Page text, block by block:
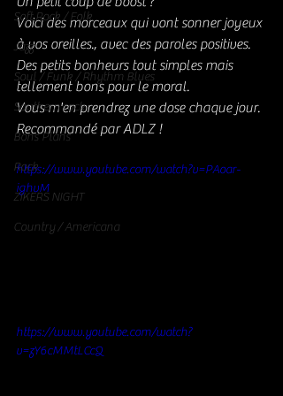
Soft Rock / Folk
Jazz
Soul / Funk / Rhythm Blues
Southern rock
Bons Plans
Rock
ZIKERS NIGHT
Country / Americana
Voici des morceaux qui vont sonner joyeux
à vos oreilles., avec des paroles positives.
Des petits bonheurs tout simples mais
tellement bons pour le moral.
Vous m'en prendrez une dose chaque jour.
Recommandé par ADLZ !
https://www.youtube.com/watch?v=PAoar-
ighvM
https://www.youtube.com/watch?
v=zY6cMMtLCcQ